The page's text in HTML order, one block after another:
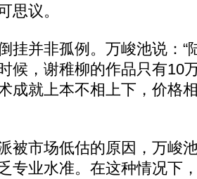
思议。
并非孤例。万峻池说：“
候，谢稚柳的作品只有10
成就上本不相上下，价格
市场低估的原因，万峻
专业水准。在这种情况下